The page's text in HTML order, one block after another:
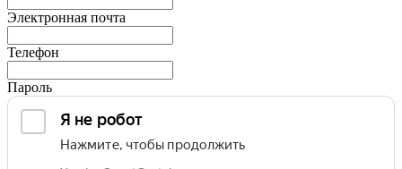
Электронная почта
Телефон
Пароль